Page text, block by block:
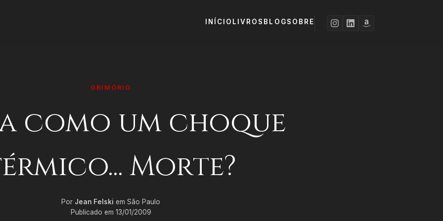
INÍCIO LIVROS BLOGSOBRE
GRIMÓRIO
como um choque
Morte?
Por Jean Felski em São Paulo
Publicado em 13/01/2009